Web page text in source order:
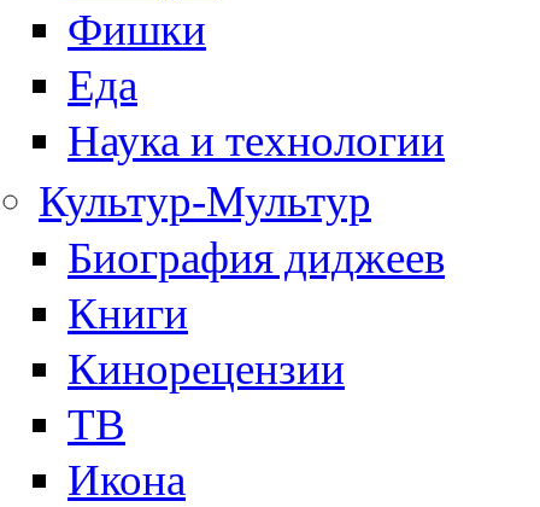
Фишки
Еда
Наука и технологии
Культур-Мультур
Биография диджеев
Книги
Кинорецензии
ТВ
Икона